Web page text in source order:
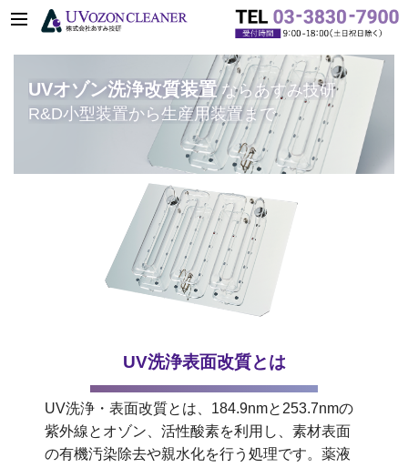
UVオゾン洗浄改質装置 ならあすみ技研
R&D小型装置から生産用装置まで
UV洗浄表面改質とは
UV洗浄・表面改質とは、184.9nmと253.7nmの
紫外線とオゾン、活性酸素を利用し、素材表面
の有機汚染除去や親水化を行う処理です。薬液